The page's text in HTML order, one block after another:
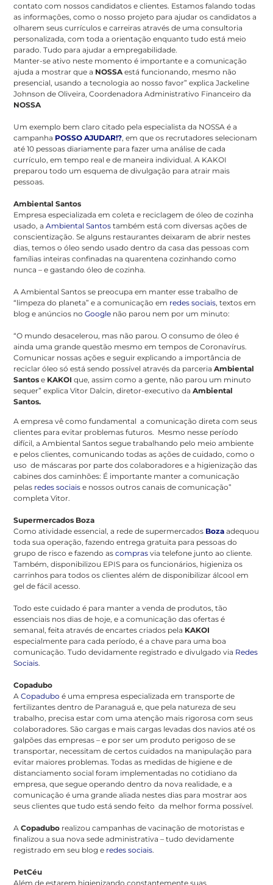
contato com nossos candidatos e clientes. Estamos falando todas
as informações, como o nosso projeto para ajudar os candidatos a
olharem seus currículos e carreiras através de uma consultoria
personalizada, com toda a orientação enquanto tudo está meio
parado. Tudo para ajudar a empregabilidade.
Manter-se ativo neste momento é importante e a comunicação
ajuda a mostrar que a NOSSA está funcionando, mesmo não
presencial, usando a tecnologia ao nosso favor” explica Jackeline
Johnson de Oliveira, Coordenadora Administrativo Financeiro da
NOSSA
Um exemplo bem claro citado pela especialista da NOSSA é a
campanha POSSO AJUDAR!?, em que os recrutadores selecionam
até 10 pessoas diariamente para fazer uma análise de cada
currículo, em tempo real e de maneira individual. A KAKOI
preparou todo um esquema de divulgação para atrair mais
pessoas.
Ambiental Santos
Empresa especializada em coleta e reciclagem de óleo de cozinha
usado, aAmbiental Santos também está com diversas ações de
conscientização. Se alguns restaurantes deixaram de abrir nestes
dias, temos o óleo sendo usado dentro da casa das pessoas com
famílias inteiras confinadas na quarentena cozinhando como
nunca – e gastando óleo de cozinha.
A Ambiental Santos se preocupa em manter esse trabalho de
“limpeza do planeta” e a comunicação em redes sociais, textos em
blog e anúncios noGoogle não parou nem por um minuto:
“O mundo desacelerou, mas não parou. O consumo de óleo é
ainda uma grande questão mesmo em tempos de Coronavírus.
Comunicar nossas ações e seguir explicando a importância de
reciclar óleo só está sendo possível através da parceriaAmbiental
Santos e KAKOI que, assim como a gente, não parou um minuto
sequer” explica Vitor Dalcin, diretor-executivo daAmbiental
Santos.
A empresa vê como fundamental a comunicação direta com seus
clientes para evitar problemas futuros. Mesmo nesse período
difícil, a Ambiental Santos segue trabalhando pelo meio ambiente
e pelos clientes, comunicando todas as ações de cuidado, como o
uso de máscaras por parte dos colaboradores e a higienização das
cabines dos caminhões: É importante manter a comunicação
pelas redes sociais e nossos outros canais de comunicação”
completa Vitor.
Supermercados Boza
Como atividade essencial, a rede de supermercados Boza adequou
toda sua operação, fazendo entrega gratuita para pessoas do
grupo de risco e fazendo ascompras via telefone junto ao cliente.
Também, disponibilizou EPIS para os funcionários, higieniza os
carrinhos para todos os clientes além de disponibilizar álcool em
gel de fácil acesso.
Todo este cuidado é para manter a venda de produtos, tão
essenciais nos dias de hoje, e a comunicação das ofertas é
semanal, feita através de encartes criados pela KAKOI
especialmente para cada período, é a chave para uma boa
comunicação. Tudo devidamente registrado e divulgado via Redes
Sociais.
Copadubo
ACopadubo é uma empresa especializada em transporte de
fertilizantes dentro de Paranaguá e, que pela natureza de seu
trabalho, precisa estar com uma atenção mais rigorosa com seus
colaboradores. São cargas e mais cargas levadas dos navios até os
galpões das empresas – e por ser um produto perigoso de se
transportar, necessitam de certos cuidados na manipulação para
evitar maiores problemas. Todas as medidas de higiene e de
distanciamento social foram implementadas no cotidiano da
empresa, que segue operando dentro da nova realidade, e a
comunicação é uma grande aliada nestes dias para mostrar aos
seus clientes que tudo está sendo feito da melhor forma possível.
ACopadubo realizou campanhas de vacinação de motoristas e
finalizou a sua nova sede administrativa – tudo devidamente
registrado em seu blog e redes sociais.
PetCéu
Além de estarem higienizando constantemente suas